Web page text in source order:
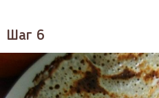
Шаг 6